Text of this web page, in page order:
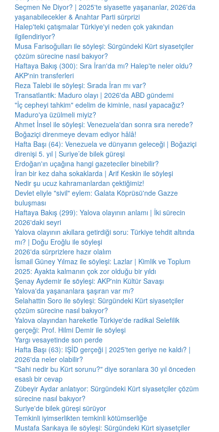
Seçmen Ne Diyor? | 2025'te siyasette yaşananlar, 2026'da
yaşanabilecekler & Anahtar Parti sürprizi
Halep'teki çatışmalar Türkiye'yi neden çok yakından
ilgilendiriyor?
Musa Farisoğulları ile söyleşi: Sürgündeki Kürt siyasetçiler
çözüm sürecine nasıl bakıyor?
Haftaya Bakış (300): Sıra İran'da mı? Halep'te neler oldu?
AKP'nin transferleri
Reza Talebi ile söyleşi: Sırada İran mı var?
Transatlantik: Maduro olayı | 2026'da ABD gündemi
"İç cepheyi tahkim" edelim de kiminle, nasıl yapacağız?
Maduro'ya üzülmeli miyiz?
Ahmet İnsel ile söyleşi: Venezuela'dan sonra sıra nerede?
Boğaziçi direnmeye devam ediyor hâlâ!
Hafta Başı (64): Venezuela ve dünyanın geleceği | Boğaziçi
direnişi 5. yıl | Suriye’de bilek güreşi
Erdoğan'ın uçağına hangi gazeteciler binebilir?
İran bir kez daha sokaklarda | Arif Keskin ile söyleşi
Nedir şu ucuz kahramanlardan çektiğimiz!
Devlet eliyle "sivil" eylem: Galata Köprüsü'nde Gazze
buluşması
Haftaya Bakış (299): Yalova olayının anlamı | İki sürecin
2026'daki seyri
Yalova olayının akıllara getirdiği soru: Türkiye tehdit altında
mı? | Doğu Eroğlu ile söyleşi
2026'da sürprizlere hazır olalım
İsmail Güney Yılmaz ile söyleşi: Lazlar | Kimlik ve Toplum
2025: Ayakta kalmanın çok zor olduğu bir yıldı
Şenay Aydemir ile söyleşi: AKP'nin Kültür Savaşı
Yalova'da yaşananlara şaşıran var mı?
Selahattin Soro ile söyleşi: Sürgündeki Kürt siyasetçiler
çözüm sürecine nasıl bakıyor?
Yalova olayından hareketle Türkiye'de radikal Selefilik
gerçeği: Prof. Hilmi Demir ile söyleşi
Yargı vesayetinde son perde
Hafta Başı (63): IŞİD gerçeği | 2025'ten geriye ne kaldı? |
2026'da neler olabilir?
"Sahi nedir bu Kürt sorunu?" diye soranlara 30 yıl önceden
esaslı bir cevap
Zübeyir Aydar anlatıyor: Sürgündeki Kürt siyasetçiler çözüm
sürecine nasıl bakıyor?
Suriye'de bilek güreşi sürüyor
Temkinli iyimserlikten temkinli kötümserliğe
Mustafa Sarıkaya ile söyleşi: Sürgündeki Kürt siyasetçiler